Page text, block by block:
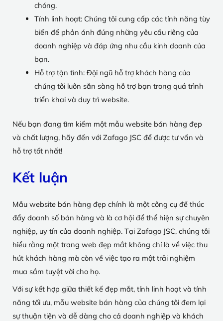
chóng.
Tính linh hoạt: Chúng tôi cung cấp các tính năng tùy
biến để phản ánh đúng những yêu cầu riêng của
doanh nghiệp và đáp ứng nhu cầu kinh doanh của
bạn.
Hỗ trợ tận tình: Đội ngũ hỗ trợ khách hàng của
chúng tôi luôn sẵn sàng hỗ trợ bạn trong quá trình
triển khai và duy trì website.
Nếu bạn đang tìm kiếm một mẫu website bán hàng đẹp
và chất lượng, hãy đến với Zafago JSC để được tư vấn và
hỗ trợ tốt nhất!
Kết luận
Mẫu website bán hàng đẹp chính là một công cụ để thúc
đẩy doanh số bán hàng và là cơ hội để thể hiện sự chuyên
nghiệp, uy tín của doanh nghiệp. Tại Zafago JSC, chúng tôi
hiểu rằng một trang web đẹp mắt không chỉ là về việc thu
hút khách hàng mà còn về việc tạo ra một trải nghiệm
mua sắm tuyệt vời cho họ.
Với sự kết hợp giữa thiết kế đẹp mắt, tính linh hoạt và tính
năng tối ưu, mẫu website bán hàng của chúng tôi đem lại
sự thuận tiện và dễ dàng cho cả doanh nghiệp và khách